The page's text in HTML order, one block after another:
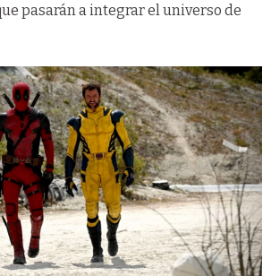
pasarán a integrar el universo de